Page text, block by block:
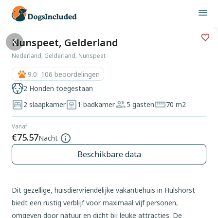
Nunspeet, Gelderland
Nederland, Gelderland, Nunspeet
9.0 106 beoordelingen
2 Honden toegestaan
2 slaapkamer
1 badkamer 5 gasten 70 m2
Vanaf
€75.57Nacht
Beschikbare data
Dit gezellige, huisdiervriendelijke vakantiehuis in Hulshorst
biedt een rustig verblijf voor maximaal vijf personen,
omgeven door natuur en dicht bij leuke attracties. De